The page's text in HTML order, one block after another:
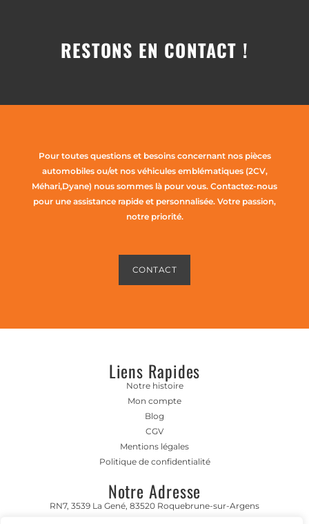
RESTONS EN CONTACT !
Pour toutes questions et besoins concernant nos pièces
automobiles ou/et nos véhicules emblématiques (2CV,
Méhari,Dyane) nous sommes là pour vous. Contactez-nous
pour une assistance rapide et personnalisée. Votre passion,
notre priorité.
CONTACT
Liens Rapides
Notre histoire
Mon compte
Blog
CGV
Mentions légales
Politique de confidentialité
Notre Adresse
RN7, 3539 La Gené, 83520 Roquebrune-sur-Argens